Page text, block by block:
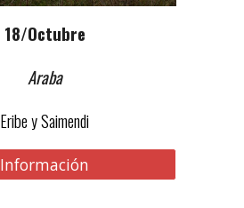
18/Octubre
Araba
Eribe y Saimendi
Información